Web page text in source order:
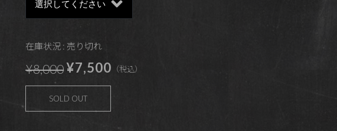
在庫状況 : 売り切れ
¥8,000¥7,500 （税込）
SOLD OUT